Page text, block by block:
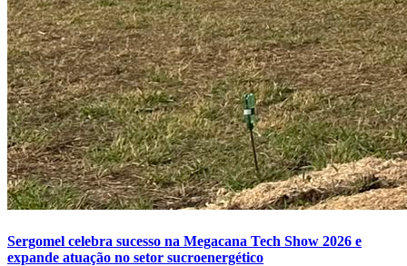
Sergomel celebra sucesso na Megacana Tech Show 2026 e
expande atuação no setor sucroenergético